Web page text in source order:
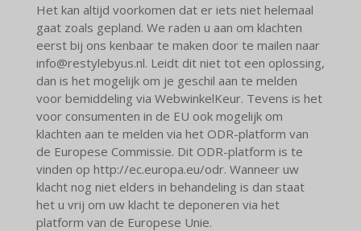
Het kan altijd voorkomen dat er iets niet helemaal
gaat zoals gepland. We raden u aan om klachten
eerst bij ons kenbaar te maken door te mailen naar
info@restylebyus.nl. Leidt dit niet tot een oplossing,
dan is het mogelijk om je geschil aan te melden
voor bemiddeling via WebwinkelKeur. Tevens is het
voor consumenten in de EU ook mogelijk om
klachten aan te melden via het ODR-platform van
de Europese Commissie. Dit ODR-platform is te
vinden op http://ec.europa.eu/odr. Wanneer uw
klacht nog niet elders in behandeling is dan staat
het u vrij om uw klacht te deponeren via het
platform van de Europese Unie.